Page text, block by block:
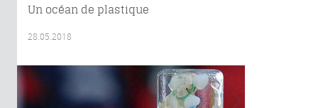
Un océan de plastique
28.05.2018